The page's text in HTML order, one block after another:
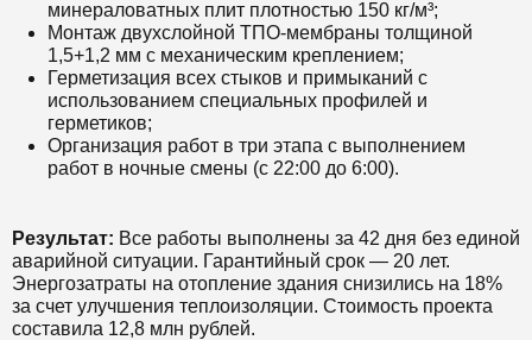
минераловатных плит плотностью 150 кг/м³;
Монтаж двухслойной ТПО-мембраны толщиной
1,5+1,2 мм с механическим креплением;
Герметизация всех стыков и примыканий с
использованием специальных профилей и
герметиков;
Организация работ в три этапа с выполнением
работ в ночные смены (с 22:00 до 6:00).
Результат: Все работы выполнены за 42 дня без единой
аварийной ситуации. Гарантийный срок — 20 лет.
Энергозатраты на отопление здания снизились на 18%
за счет улучшения теплоизоляции. Стоимость проекта
составила 12,8 млн рублей.